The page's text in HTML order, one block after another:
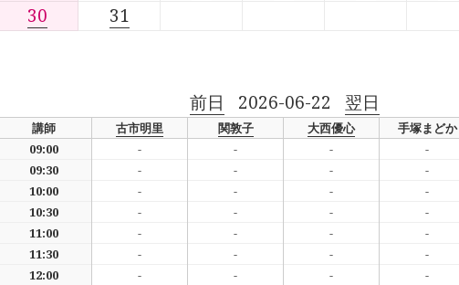
30
31
前日 2026-06-22 翌日
講師 古市明里 関敦子 大西優心 手塚まどか
09:00
- - - -
09:30
- - - -
10:00
- - - -
10:30
- - - -
11:00
- - - -
11:30
- - - -
12:00
- - - -